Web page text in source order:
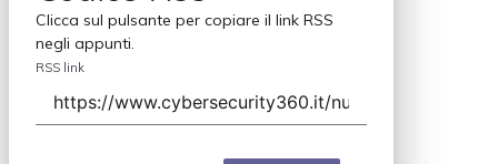
Clicca sul pulsante per copiare il link RSS
negli appunti.
RSS link